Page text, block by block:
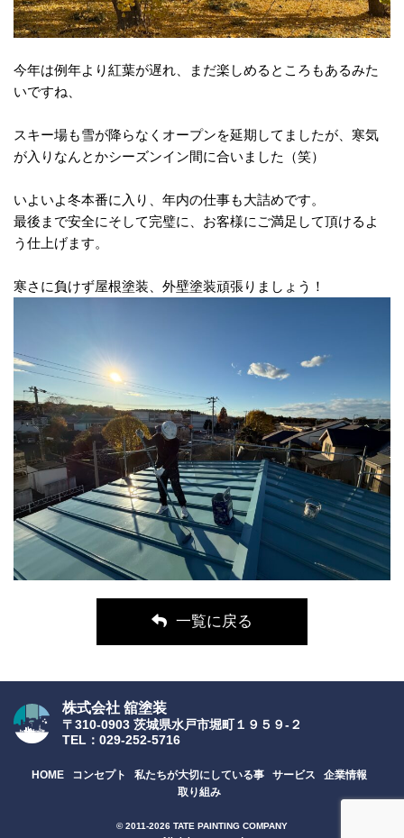
今年は例年より紅葉が遅れ、まだ楽しめるところもあるみた
いですね、
スキー場も雪が降らなくオープンを延期してましたが、寒気
が入りなんとかシーズンイン間に合いました（笑）
いよいよ冬本番に入り、年内の仕事も大詰めです。
最後まで安全にそして完璧に、お客様にご満足して頂けるよ
う仕上げます。
寒さに負けず屋根塗装、外壁塗装頑張りましょう！
一覧に戻る
株式会社 舘塗装
〒310-0903 茨城県水戸市堀町１９５９-２
TEL：029-252-5716
HOME コンセプト 私たちが大切にしている事 サービス
企業情報
取り組み
© 2011-2026 TATE PAINTING COMPANY